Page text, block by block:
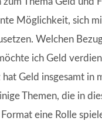
Möglichkeit, sich
Welchen
ich Geld
Geld insgesamt in
Themen, die in
eine Rolle